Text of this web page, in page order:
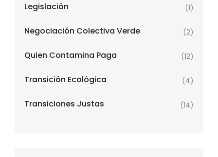
Legislación (1)
Negociación Colectiva Verde (2)
Quien Contamina Paga (12)
Transición Ecológica (4)
Transiciones Justas (14)